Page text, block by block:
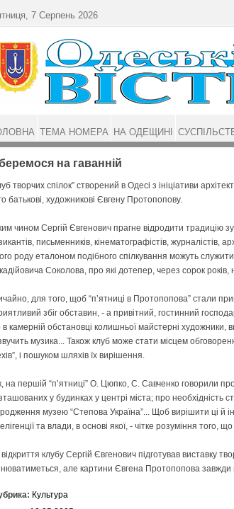
на гаванній
творчих спілок” створений в Одесі з ініціативи
батькові, художникові Євгену Протопопову.
чином Сергій Євгенович прагне відродити традицію
письменників, кінематографістів, журналістів,
роду еталоном подібного спілкування можуть
Соколова, про які дотепер, через сорок років,
для того, щоб “п’ятниці в Протопопова” стали
збіг обставин, - а привітний, гостинний
камерній обстановці колишньої майстерні художники,
музика... Також клуб може стати місцем
і пошуком шляхів їх вирішення.
на першій “п’ятниці” О. Цюпко, С. Савченко говорили
у будинках у центрі міста; про необхідність
музею “Степова Україна”... Щоб вирішити ці й
та влади, в основі якої, - чітке розуміння того,
клубу Сергій Євгенович підготував виставку
але картини Євгена Протопопова завжди
Культура
7 Серпень 2026
ТЕМА НОМЕРА НА ОДЕЩИНІ